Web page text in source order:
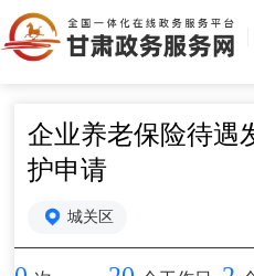
企业养老保险待遇
护申请
城关区